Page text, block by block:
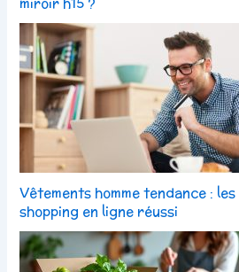
Vêtements homme tendance :
shopping en ligne réussi